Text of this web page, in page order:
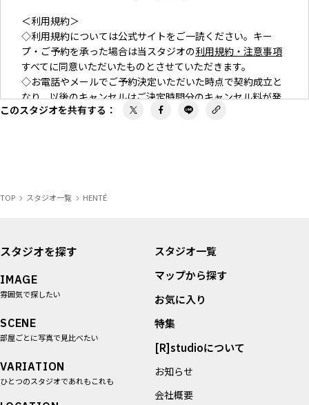
＜利用規約＞
◇利用規約については公式サイトをご一読ください。キー
プ・ ご予約を承った場合は当スタジオの利用規約・注意事項
すべてに同意いただいたものとさせていただきます。
◇お電話やメールでご予約決定いただいた時点で契約成立と
なり、以後のキャンセルはご決定時間分のキャンセル料が発
生いたします。
をいただきます。
このスタジオを共有する ：
TOP スタジオ一覧 HENTÉ
スタジオを探す
IMAGE
雰囲気で探したい
SCENE
部屋ごとに写真で見比べたい
VARIATION
ひとつのスタジオであれもこれも
スタジオ一覧
マップから探す
お気に入り
特集
[R]studioについて
お知らせ
会社概要